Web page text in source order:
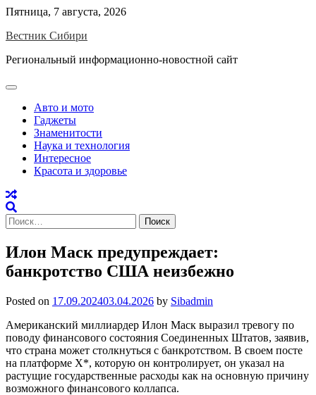
Skip
content
Пятница, 7 августа, 2026
Вестник Сибири
Региональный информационно-новостной сайт
Авто и мото
Гаджеты
Знаменитости
Наука и технология
Интересное
Красота и здоровье
Найти:
Илон Маск предупреждает:
банкротство США неизбежно
Posted on 17.09.202403.04.2026 by Sibadmin
Американский миллиардер Илон Маск выразил тревогу по
поводу финансового состояния Соединенных Штатов, заявив,
что страна может столкнуться с банкротством. В своем посте
на платформе X*, которую он контролирует, он указал на
растущие государственные расходы как на основную причину
возможного финансового коллапса.